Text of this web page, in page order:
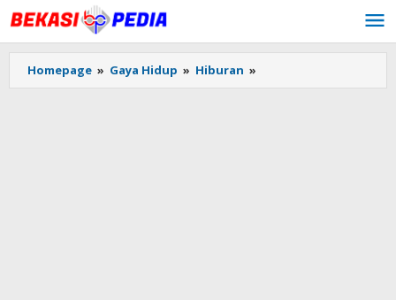
Lewati
ke
konten
Homepage » Gaya Hidup » Hiburan »
Lucinta